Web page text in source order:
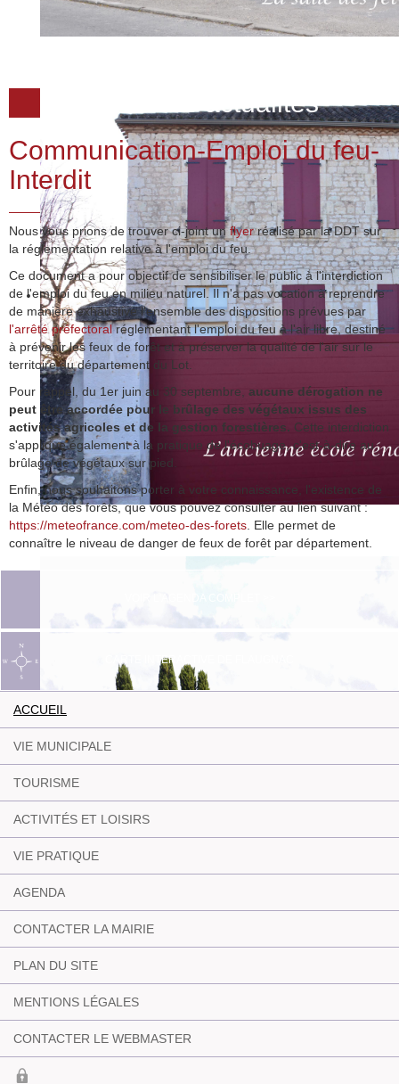
Dernières actualités
Communication-Emploi du feu-
Interdit
Nous vous prions de trouver ci-joint unflyerréalisé par la DDT sur
la réglementation relative à l'emploi du feu.
Ce document a pour objectif de sensibiliser le public à l'interdiction
de l'emploi du feu en milieu naturel. Il n'a pas vocation à reprendre
de manière exhaustive l'ensemble des dispositions prévues par
l'arrêté préfectoralréglementant l'emploi du feu à l'air libre, destiné
à prévenir les feux de forêt et à préserver la qualité de l'air sur le
territoire du département du Lot.
Pour rappel, du 1er juin au 30 septembre, aucune dérogation ne
peut être accordée pour le brûlage des végétaux issus des
activités agricoles et de la gestion forestières. Cette interdiction
s'applique également à la pratique de l'écobuage, c'est-à-dire au
brûlage de végétaux sur pied.
Enfin, nous souhaitons porter à votre connaissance, l'existence de
la Météo des forêts, que vous pouvez consulter au lien suivant :
https://meteofrance.com/meteo-des-forets . Elle permet de
connaître le niveau de danger de feux de forêt par département.
CARTE INTERACTIVE DE FLAUGNAC
ACCUEIL
VIE MUNICIPALE
TOURISME
ACTIVITÉS ET LOISIRS
VIE PRATIQUE
AGENDA
CONTACTER LA MAIRIE
PLAN DU SITE
MENTIONS LÉGALES
CONTACTER LE WEBMASTER